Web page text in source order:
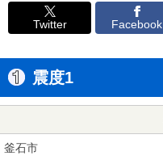
Twitter Facebook
震度1
釜石市